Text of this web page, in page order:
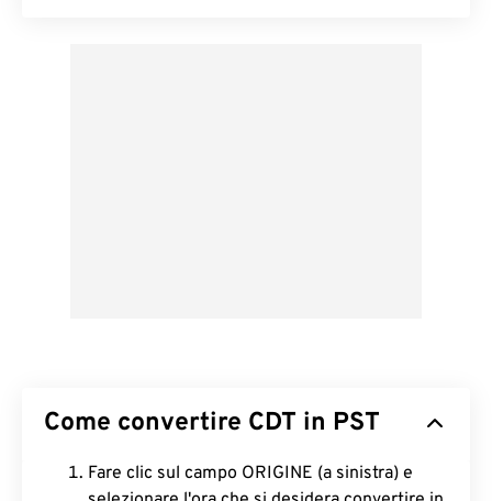
Come convertire CDT in PST
Fare clic sul campo ORIGINE (a sinistra) e